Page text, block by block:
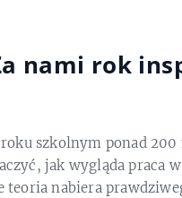
nami rok
szkolnym ponad 200
jak wygląda praca
teoria nabiera